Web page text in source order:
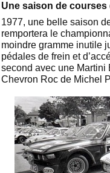
Une saison de courses
1977, une belle saison
remportera le
moindre gramme inutile
pédales de frein et
second avec une Martini
Chevron Roc de Michel